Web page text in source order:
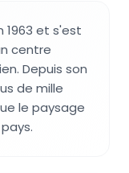
et s'est
centre
Depuis son
de mille
le paysage